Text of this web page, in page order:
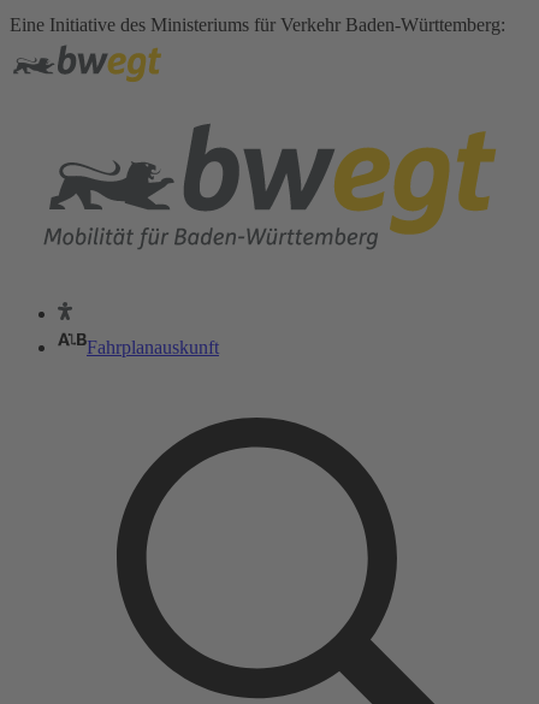
Eine Initiative des Ministeriums für Verkehr Baden-Württemberg:
Fahrplanauskunft